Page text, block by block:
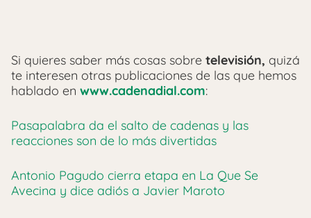
Si quieres saber más cosas sobre televisión, quizá
te interesen otras publicaciones de las que hemos
hablado en www.cadenadial.com:
Pasapalabra da el salto de cadenas y las
reacciones son de lo más divertidas
Antonio Pagudo cierra etapa en La Que Se
Avecina y dice adiós a Javier Maroto